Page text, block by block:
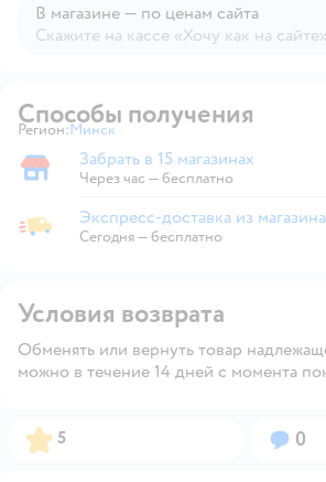
В магазине — по ценам сайта
Скажите на кассе «Хочу как на сайте»
Способы получения
Регион: Выбор адреса доставки.
Минск
Забрать в магазине
Забрать в 15 магазинах
Через час — бесплатно
Экспресс-доставка из магазина
Экспресс-доставка из магазина
Сегодня—бесплатно
Условия возврата
Обменять или вернуть товар
можно в течение 14 дней с момента
Рейтинг:
5 0